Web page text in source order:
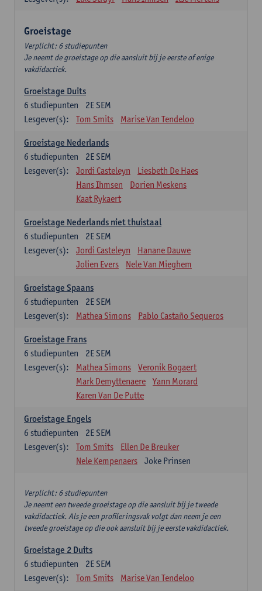
Groeistage
Verplicht: 6 studiepunten
Je neemt de groeistage op die aansluit bij je eerste of enige
vakdidactiek.
Groeistage Duits
2E SEM
6 studiepunten
Lesgever(s):
Tom Smits Marise Van Tendeloo
Groeistage Nederlands
2E SEM
6 studiepunten
Lesgever(s):
Jordi Casteleyn
Liesbeth De Haes
Hans Ihmsen
Dorien Meskens
Kaat Rykaert
Groeistage Nederlands niet thuistaal
2E SEM
6 studiepunten
Lesgever(s):
Jordi Casteleyn
Hanane Dauwe
Jolien Evers
Nele Van Mieghem
Groeistage Spaans
2E SEM
6 studiepunten
Lesgever(s):
Mathea Simons Pablo Castaño Sequeros
Groeistage Frans
2E SEM
6 studiepunten
Lesgever(s):
Mathea Simons
Veronik Bogaert
Mark Demyttenaere
Yann Morard
Karen Van De Putte
Groeistage Engels
2E SEM
6 studiepunten
Lesgever(s):
Tom Smits
Ellen De Breuker
Nele Kempenaers
Joke Prinsen
Verplicht: 6 studiepunten
Je neemt een tweede groeistage op die aansluit bij je tweede
vakdidactiek. Als je een profileringsvak volgt dan neem je een
tweede groeistage op die ook aansluit bij je eerste vakdidactiek.
Groeistage 2 Duits
2E SEM
6 studiepunten
Lesgever(s):
Tom Smits Marise Van Tendeloo